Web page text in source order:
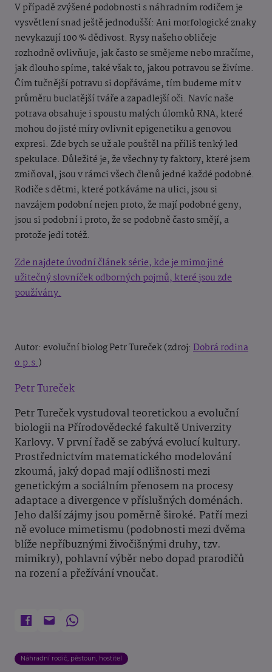
V případě zvýšené podobnosti s náhradním rodičem je
vysvětlení snad ještě jednodušší: Ani morfologické znaky
nevykazují 100 % dědivost. Rysy našeho obličeje
rozhodně ovlivňuje, jak často se smějeme nebo mračíme,
jak dlouho spíme, také však to, jakou potravou se živíme.
Čím tučnější potravu si dopřáváme, tím budeme mít v
průměru buclatější tváře a zapadlejší oči. Navíc naše
potrava obsahuje i spoustu malých úlomků RNA, které
mohou do jisté míry ovlivnit epigenetiku a genovou
expresi. Zde bych se už ale pouštěl na příliš tenký led
spekulace. Důležité je, že všechny ty faktory, které jsem
zmiňoval, jsou v rámci všech členů jedné každé podobné.
Rodiče s dětmi, které potkáváme na ulici, jsou si
navzájem podobní nejen proto, že mají podobné geny,
jsou si podobní i proto, že se podobně často smějí, a
protože jedí totéž.
Zde najdete úvodní článek série, kde je mimo jiné
užitečný slovníček odborných pojmů, které jsou zde
používány.
Autor: evoluční biolog Petr Tureček (zdroj: Dobrá rodina
o.p.s.)
Petr Tureček
Petr Tureček vystudoval teoretickou a evoluční
biologii na Přírodovědecké fakultě Univerzity
Karlovy. V první řadě se zabývá evolucí kultury.
Prostřednictvím matematického modelování
zkoumá, jaký dopad mají odlišnosti mezi
genetickým a sociálním přenosem na procesy
adaptace a divergence v příslušných doménách.
Jeho další zájmy jsou poměrně široké. Patří mezi
ně evoluce mimetismu (podobnosti mezi dvěma
blíže nepříbuznými živočišnými druhy, tzv.
mimikry), pohlavní výběr nebo dopad prarodičů
na rození a přežívání vnoučat.
Náhradní rodič, pěstoun, hostitel